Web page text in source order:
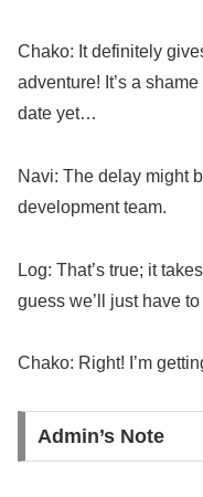
Chako: It definitely
adventure! It’s a
date yet…
Navi: The delay might
development team.
Log: That’s true; it
guess we’ll just have
Chako: Right! I’m
Admin’s Note